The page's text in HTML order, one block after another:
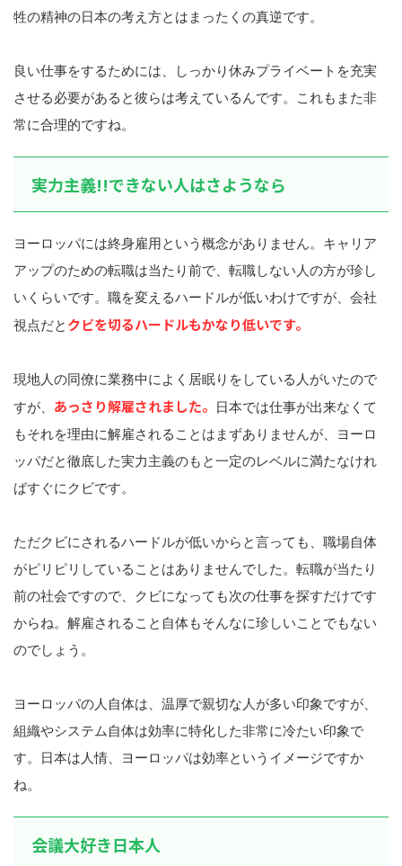
牲の精神の日本の考え方とはまったくの真逆です。
良い仕事をするためには、しっかり休みプライベートを充実
させる必要があると彼らは考えているんです。これもまた非
常に合理的ですね。
実力主義!!できない人はさようなら
ヨーロッパには終身雇用という概念がありません。キャリア
アップのための転職は当たり前で、転職しない人の方が珍し
いくらいです。職を変えるハードルが低いわけですが、会社
視点だと クビを切るハードルもかなり低いです。
現地人の同僚に業務中によく居眠りをしている人がいたので
すが、 あっさり解雇されました。
日本では仕事が出来なくて
もそれを理由に解雇されることはまずありませんが、ヨーロ
ッパだと徹底した実力主義のもと一定のレベルに満たなけれ
ばすぐにクビです。
ただクビにされるハードルが低いからと言っても、職場自体
がピリピリしていることはありませんでした。転職が当たり
前の社会ですので、クビになっても次の仕事を探すだけです
からね。解雇されること自体もそんなに珍しいことでもない
のでしょう。
ヨーロッパの人自体は、温厚で親切な人が多い印象ですが、
組織やシステム自体は効率に特化した非常に冷たい印象で
す。日本は人情、ヨーロッパは効率というイメージですか
ね。
会議大好き日本人